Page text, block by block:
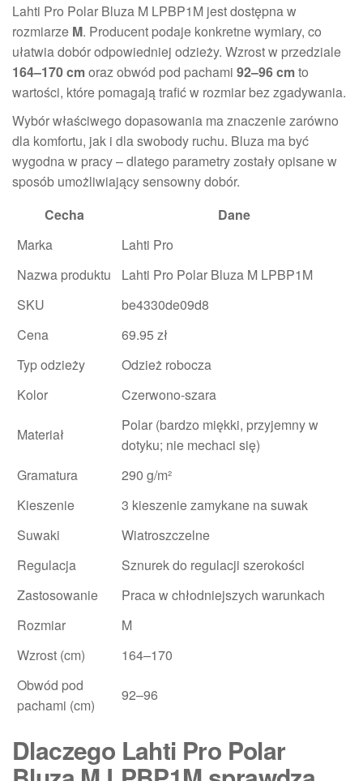
Lahti Pro Polar Bluza M LPBP1M jest dostępna w
rozmiarze M. Producent podaje konkretne wymiary, co
ułatwia dobór odpowiedniej odzieży. Wzrost w przedziale
164–170 cmoraz obwód pod pachami 92–96 cmto
wartości, które pomagają trafić w rozmiar bez zgadywania.
Wybór właściwego dopasowania ma znaczenie zarówno
dla komfortu, jak i dla swobody ruchu. Bluza ma być
wygodna w pracy – dlatego parametry zostały opisane w
sposób umożliwiający sensowny dobór.
Cecha
Dane
Marka
Lahti Pro
Nazwa produktu
Lahti Pro Polar Bluza M LPBP1M
SKU
be4330de09d8
Cena
69.95 zł
Typ odzieży
Odzież robocza
Kolor
Czerwono-szara
Materiał
Polar (bardzo miękki, przyjemny w
dotyku; nie mechaci się)
Gramatura
290 g/m²
Kieszenie
3 kieszenie zamykane na suwak
Suwaki
Wiatroszczelne
Regulacja
Sznurek do regulacji szerokości
Zastosowanie
Praca w chłodniejszych warunkach
Rozmiar
M
Wzrost (cm)
164–170
Obwód pod
pachami (cm)
92–96
Dlaczego Lahti Pro Polar